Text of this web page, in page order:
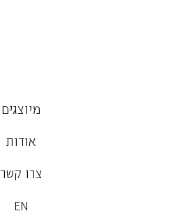
מיוצגים
אודות
צרו קשר
EN